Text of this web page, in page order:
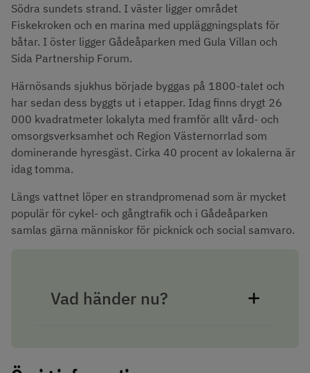
Södra sundets strand. I väster ligger området
Fiskekroken och en marina med uppläggningsplats för
båtar. I öster ligger Gådeåparken med Gula Villan och
Sida Partnership Forum.
Härnösands sjukhus började byggas på 1800-talet och
har sedan dess byggts ut i etapper. Idag finns drygt 26
000 kvadratmeter lokalyta med framför allt vård- och
omsorgsverksamhet och Region Västernorrlad som
dominerande hyresgäst. Cirka 40 procent av lokalerna är
idag tomma.
Längs vattnet löper en strandpromenad som är mycket
populär för cykel- och gångtrafik och i Gådeåparken
samlas gärna människor för picknick och social samvaro.
Vad händer nu?